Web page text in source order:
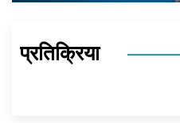
प्रतिक्रिया